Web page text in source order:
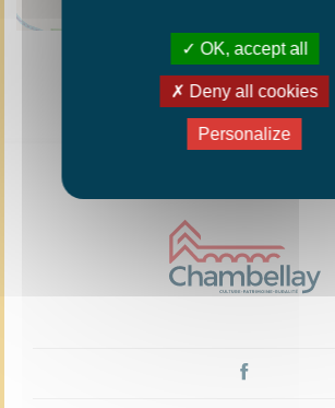
OK, accept all
Deny all cookies
Personalize